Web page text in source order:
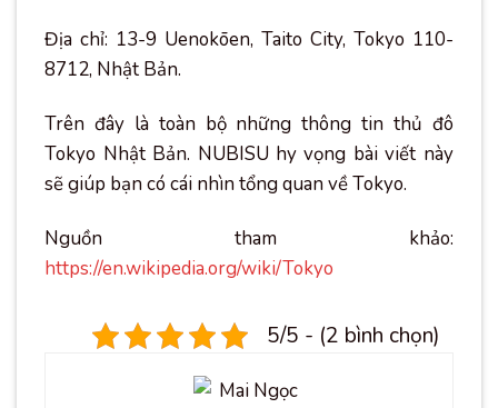
Địa chỉ: 13-9 Uenokōen, Taito City, Tokyo 110-
8712, Nhật Bản.
Trên đây là toàn bộ những thông tin thủ đô
Tokyo Nhật Bản. NUBISU hy vọng bài viết này
sẽ giúp bạn có cái nhìn tổng quan về Tokyo.
Nguồn tham khảo:
https://en.wikipedia.org/wiki/Tokyo
5/5 - (2 bình chọn)